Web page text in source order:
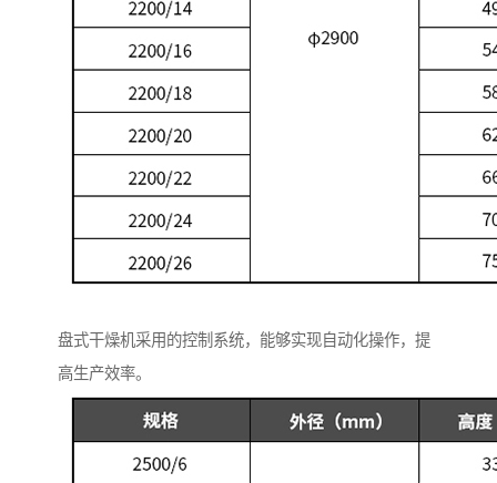
盘式干燥机采用的控制系统，能够实现自动化操作，提
高生产效率。